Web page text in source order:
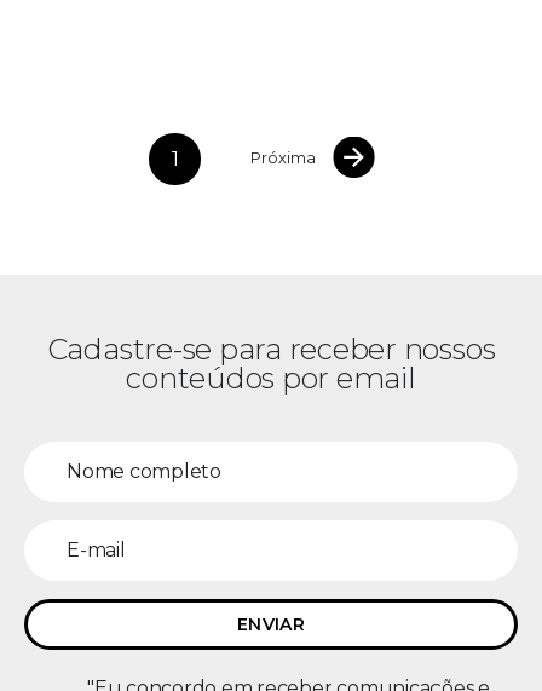
1 Próxima
Cadastre-se para receber nossos
conteúdos por email